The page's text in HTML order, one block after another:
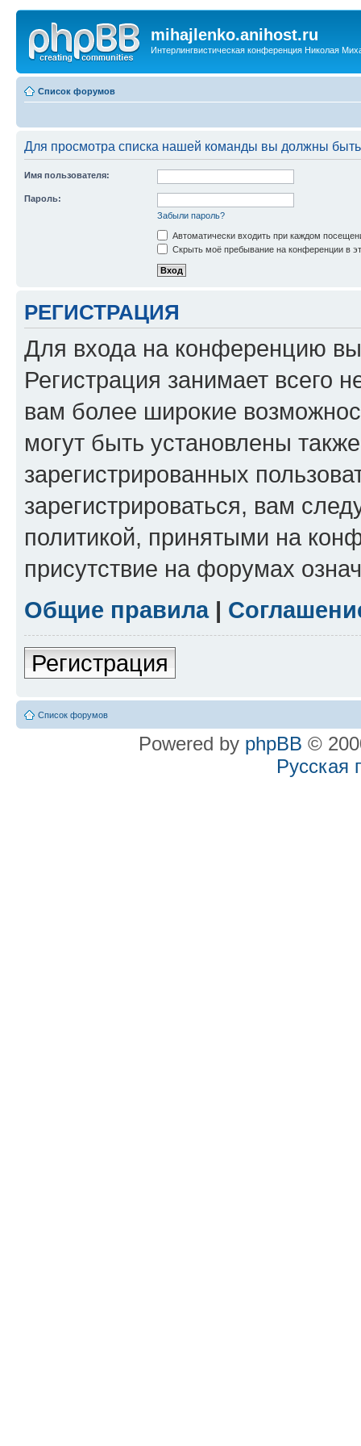
mihajlenko.anihost.ru
Интерлингвистическая конференция Николая
Список форумов
Для просмотра списка нашей команды вы должны
Имя пользователя:
Пароль:
Забыли пароль?
Автоматически входить при каждом
Скрыть моё пребывание на конференции в
РЕГИСТРАЦИЯ
Для входа на конференцию
Регистрация занимает всего
вам более широкие
могут быть установлены
зарегистрированных
зарегистрироваться, вам
политикой, принятыми на
присутствие на форумах
Общие правила|
Регистрация
Список форумов
Powered by phpBB ©
Русская